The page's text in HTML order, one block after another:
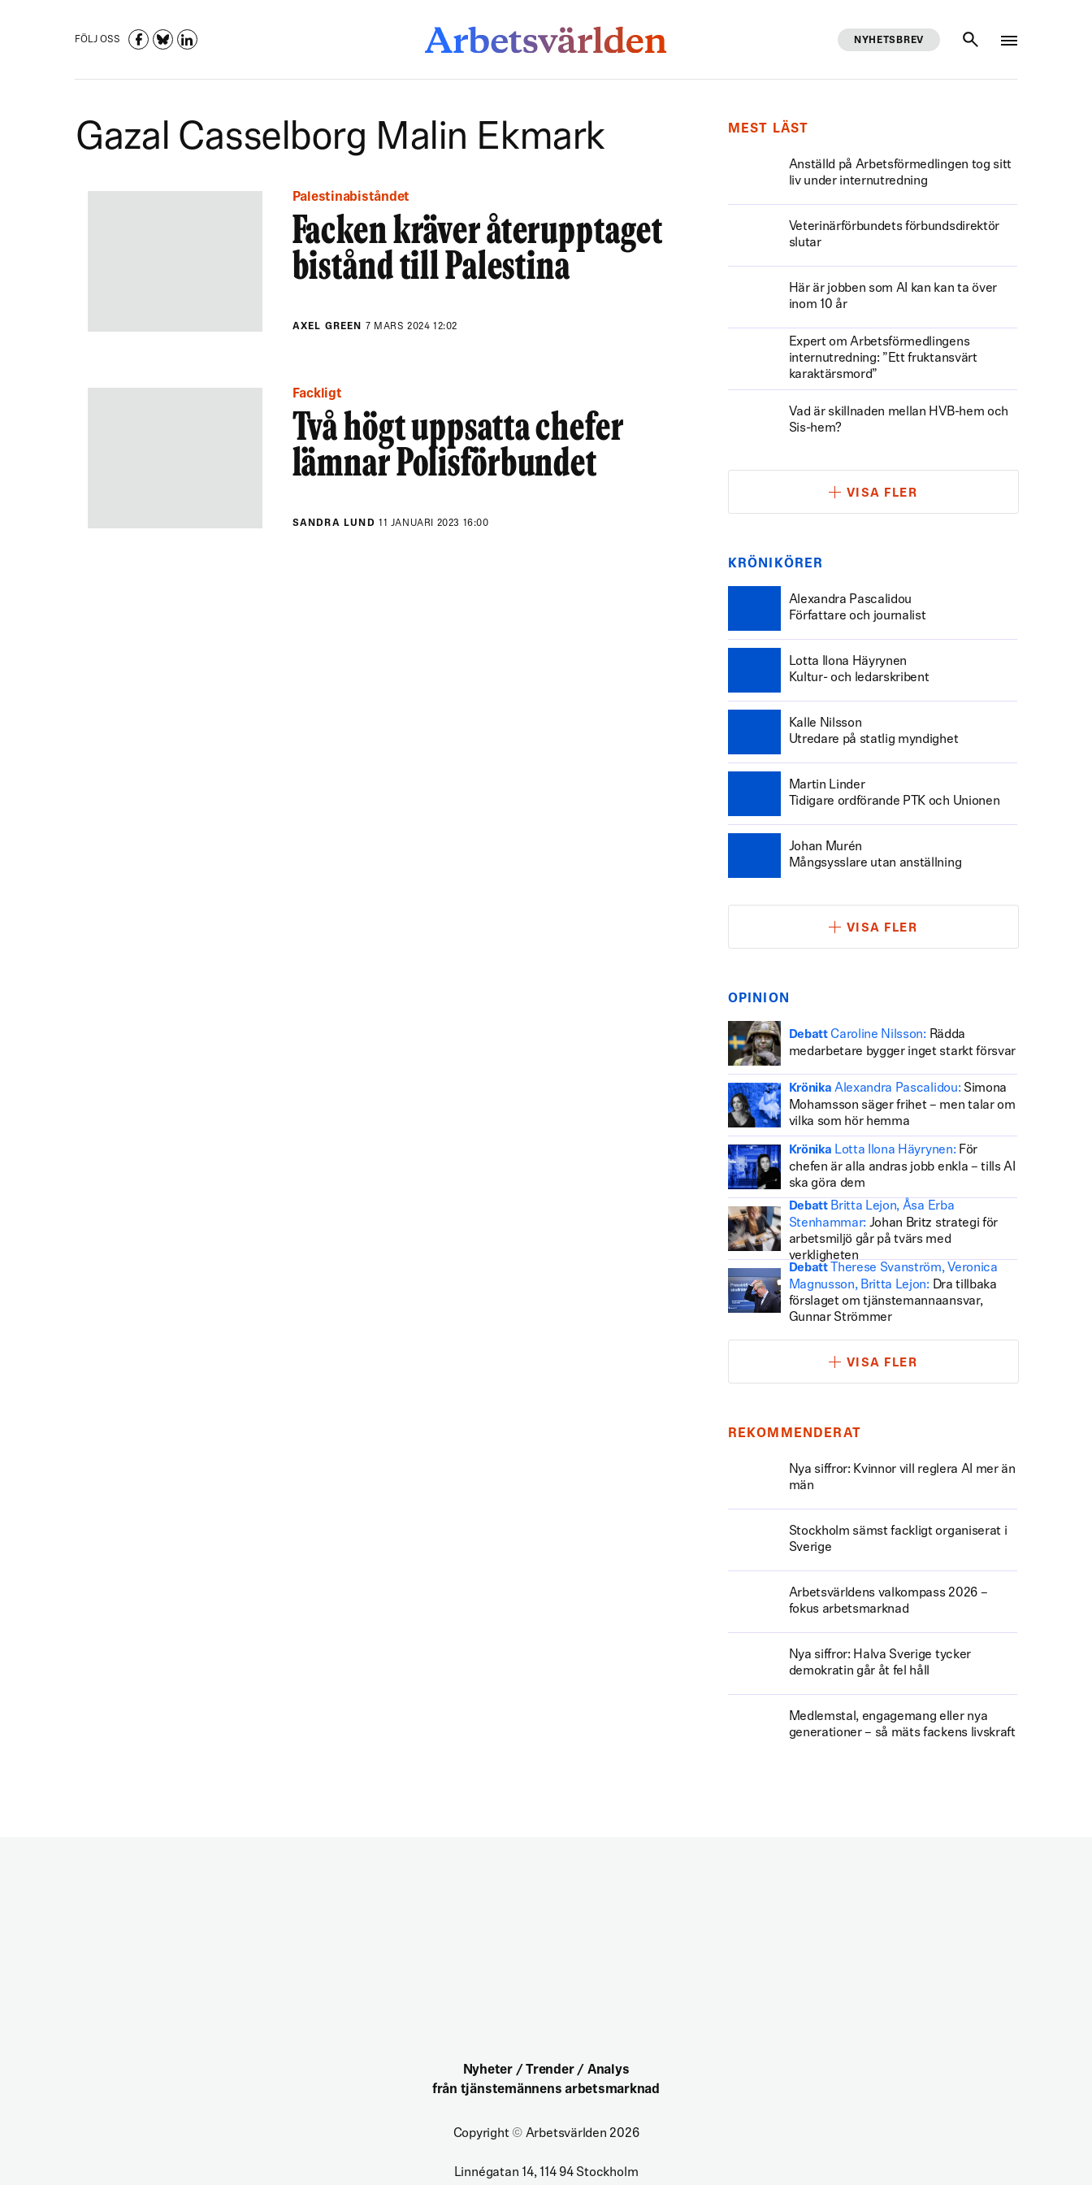
FÖLJ OSS NYHETSBREV
Gazal Casselborg Malin Ekmark
Palestinabiståndet
Facken kräver återupptaget
bistånd till Palestina
AXEL GREEN 7 MARS 2024 12:02
Fackligt
Två högt uppsatta chefer
lämnar Polisförbundet
SANDRA LUND 11 JANUARI 2023 16:00
MEST LÄST
Anställd på Arbetsförmedlingen tog sitt
liv under internutredning
Veterinärförbundets förbundsdirektör
slutar
Här är jobben som AI kan kan ta över
inom 10 år
Expert om Arbetsförmedlingens
internutredning: ”Ett fruktansvärt
karaktärsmord”
Vad är skillnaden mellan HVB-hem och
Sis-hem?
VISA FLER
KRÖNIKÖRER
Alexandra Pascalidou
Författare och journalist
Lotta Ilona Häyrynen
Kultur- och ledarskribent
Kalle Nilsson
Utredare på statlig myndighet
Martin Linder
Tidigare ordförande PTK och Unionen
Johan Murén
Mångsysslare utan anställning
VISA FLER
OPINION
Debatt Caroline Nilsson: Rädda
medarbetare bygger inget starkt försvar
Krönika Alexandra Pascalidou: Simona
Mohamsson säger frihet – men talar om
vilka som hör hemma
Krönika Lotta Ilona Häyrynen: För
chefen är alla andras jobb enkla – tills AI
ska göra dem
Debatt Britta Lejon, Åsa Erba
Stenhammar: Johan Britz strategi för
arbetsmiljö går på tvärs med
verkligheten
Debatt
Therese Svanström, Veronica
Magnusson, Britta Lejon: Dra tillbaka
förslaget om tjänstemannaansvar,
Gunnar Strömmer
VISA FLER
REKOMMENDERAT
Nya siffror: Kvinnor vill reglera AI mer än
män
Stockholm sämst fackligt organiserat i
Sverige
Arbetsvärldens valkompass 2026 –
fokus arbetsmarknad
Nya siffror: Halva Sverige tycker
demokratin går åt fel håll
Medlemstal, engagemang eller nya
generationer – så mäts fackens livskraft
Nyheter / Trender / Analys
från tjänstemännens arbetsmarknad
Copyright ©Arbetsvärlden 2026
Linnégatan 14, 114 94 Stockholm